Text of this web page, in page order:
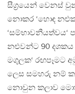
සීග්‍රයෙන් වෙනස්
නොකර ‘හොඳ
නළුවන්ට 90 දශකය
මගුලක‘ රඟපෑමට
ලෙස සමහරු නම්
නොවුන කලාව